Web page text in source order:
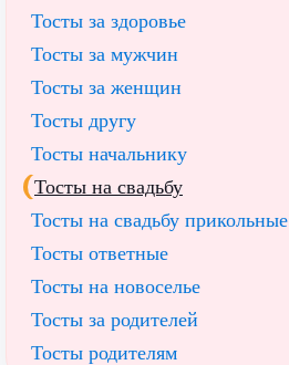
Тосты за здоровье
Тосты за мужчин
Тосты за женщин
Тосты другу
Тосты начальнику
Тосты на свадьбу
Тосты на свадьбу прикольные
Тосты ответные
Тосты на новоселье
Тосты за родителей
Тосты родителям